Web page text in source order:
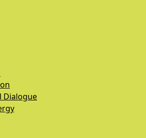
Dialogue